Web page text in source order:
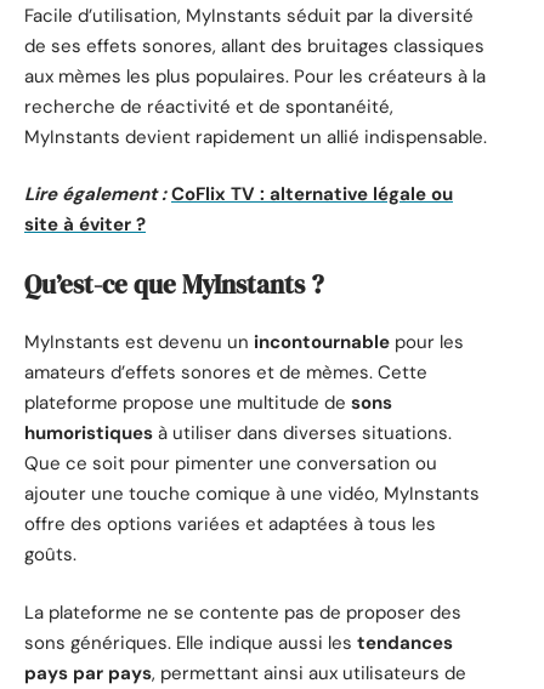
Facile d’utilisation, MyInstants séduit par la diversité
de ses effets sonores, allant des bruitages classiques
aux mèmes les plus populaires. Pour les créateurs à la
recherche de réactivité et de spontanéité,
MyInstants devient rapidement un allié indispensable.
Lire également : CoFlix TV : alternative légale ou
site à éviter ?
Qu’est-ce que MyInstants ?
MyInstants est devenu un incontournable pour les
amateurs d’effets sonores et de mèmes. Cette
plateforme propose une multitude de sons
humoristiques à utiliser dans diverses situations.
Que ce soit pour pimenter une conversation ou
ajouter une touche comique à une vidéo, MyInstants
offre des options variées et adaptées à tous les
goûts.
La plateforme ne se contente pas de proposer des
sons génériques. Elle indique aussi les tendances
pays par pays, permettant ainsi aux utilisateurs de